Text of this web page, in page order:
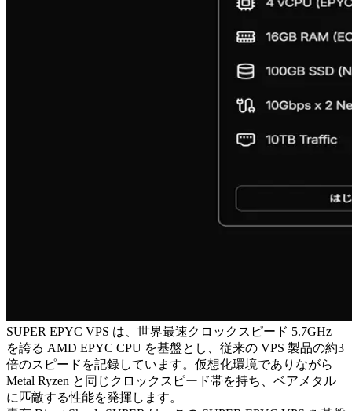
SUPER EPYC VPS は、世界最速クロックスピード 5.7GHz
を誇る AMD EPYC CPU を基盤とし、従来の VPS 製品の約3
倍のスピードを記録しています。仮想化環境でありながら
Metal Ryzen と同じクロックスピード帯を持ち、ベアメタル
に匹敵する性能を発揮します。